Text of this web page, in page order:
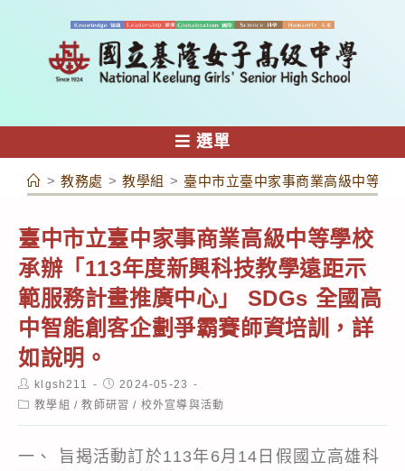
容
選單
> 教務處 > 教學組 > 臺中市立臺中家事商業高級中等學
臺中市立臺中家事商業高級中等學校
承辦「113年度新興科技教學遠距示
範服務計畫推廣中心」 SDGs 全國高
中智能創客企劃爭霸賽師資培訓，詳
如說明。
Post
author:
klgsh211
Post
published:
2024-05-23
Post教學組 / 教師研習 / 校外宣導與活動
一、 旨揭活動訂於113年6月14日假國立高雄科